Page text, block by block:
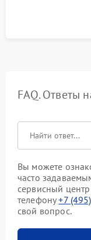
FAQ. Ответы
Вы можете
часто
сервисный
телефону+7
свой вопрос.